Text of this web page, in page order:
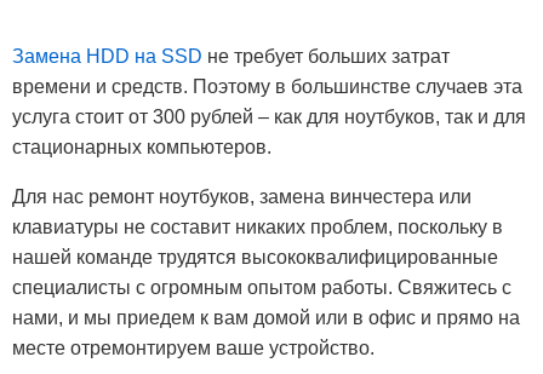
Замена HDD на SSD не требует больших затрат
времени и средств. Поэтому в большинстве случаев эта
услуга стоит от 300 рублей – как для ноутбуков, так и для
стационарных компьютеров.
Для нас ремонт ноутбуков, замена винчестера или
клавиатуры не составит никаких проблем, поскольку в
нашей команде трудятся высококвалифицированные
специалисты с огромным опытом работы. Свяжитесь с
нами, и мы приедем к вам домой или в офис и прямо на
месте отремонтируем ваше устройство.